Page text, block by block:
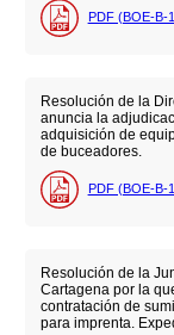
PDF (BOE-B-
Resolución de la
anuncia la
adquisición de
de buceadores.
PDF (BOE-B-
Resolución de la
Cartagena por la
contratación de
para imprenta.